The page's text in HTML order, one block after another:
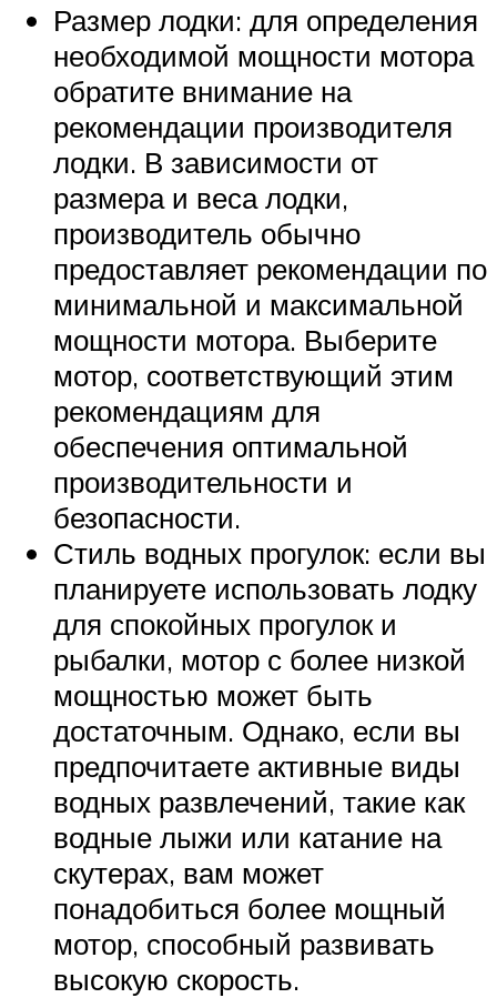
Размер лодки: для определения
необходимой мощности мотора
обратите внимание на
рекомендации производителя
лодки. В зависимости от
размера и веса лодки,
производитель обычно
предоставляет рекомендации по
минимальной и максимальной
мощности мотора. Выберите
мотор, соответствующий этим
рекомендациям для
обеспечения оптимальной
производительности и
безопасности.
Стиль водных прогулок: если вы
планируете использовать лодку
для спокойных прогулок и
рыбалки, мотор с более низкой
мощностью может быть
достаточным. Однако, если вы
предпочитаете активные виды
водных развлечений, такие как
водные лыжи или катание на
скутерах, вам может
понадобиться более мощный
мотор, способный развивать
высокую скорость.